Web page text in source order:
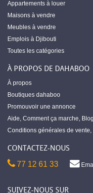
Appartements à louer
Maisons à vendre
Meubles à vendre
Emplois à Djibouti
Toutes les catégories
À PROPOS DE DAHABOO
À propos
Boutiques dahaboo
Promouvoir une annonce
Aide, Comment ça marche, Blog
Conditions générales de vente,
CONTACTEZ-NOUS
77 12 61 33
SUIVEZ-NOUS SUR